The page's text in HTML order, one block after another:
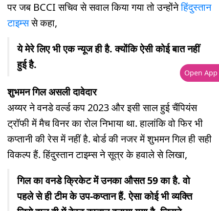
पर जब BCCI सचिव से सवाल किया गया तो उन्होंनेहिंदुस्तान
टाइम्ससे कहा,
ये मेरे लिए भी एक न्यूज ही है. क्योंकि ऐसी कोई बात नहीं
हुई है.
शुभमन गिल असली दावेदार
अय्यर ने वनडे वर्ल्ड कप 2023 और इसी साल हुई चैंपियंस
ट्रॉफी में मैच विनर का रोल निभाया था. हालांकि वो फिर भी
कप्तानी की रेस में नहीं है. बोर्ड की नजर में शुभमन गिल ही सही
विकल्प हैं. हिंदुस्तान टाइम्स ने सूत्र के हवाले से लिखा,
गिल का वनडे क्रिकेट में उनका औसत 59 का है. वो
पहले से ही टीम के उप-कप्तान हैं. ऐसा कोई भी व्यक्ति
Open App